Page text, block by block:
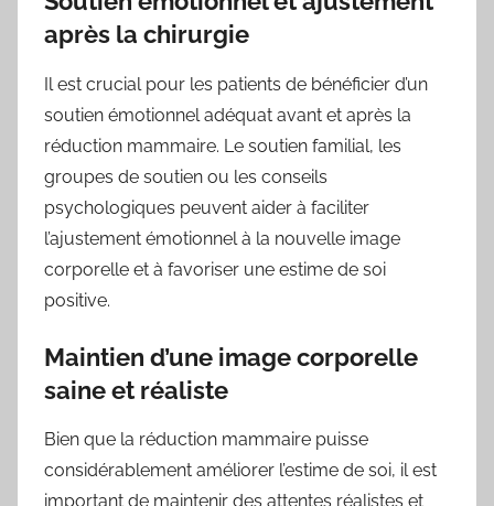
après la chirurgie
Il est crucial pour les patients de bénéficier d’un
soutien émotionnel adéquat avant et après la
réduction mammaire. Le soutien familial, les
groupes de soutien ou les conseils
psychologiques peuvent aider à faciliter
l’ajustement émotionnel à la nouvelle image
corporelle et à favoriser une estime de soi
positive.
Maintien d’une image corporelle
saine et réaliste
Bien que la réduction mammaire puisse
considérablement améliorer l’estime de soi, il est
important de maintenir des attentes réalistes et